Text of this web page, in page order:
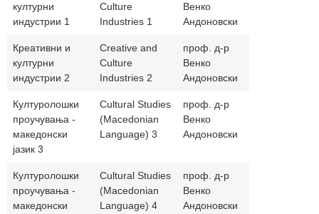
културни
индустрии 1
Culture
Industries 1
Венко
Андоновски
Креативни и
културни
индустрии 2
Creative and
Culture
Industries 2
проф. д-р
Венко
Андоновски
Културолошки
проучувања -
македонски
јазик 3
Cultural Studies
(Macedonian
Language) 3
проф. д-р
Венко
Андоновски
Културолошки
проучувања -
македонски
Cultural Studies
(Macedonian
Language) 4
проф. д-р
Венко
Андоновски